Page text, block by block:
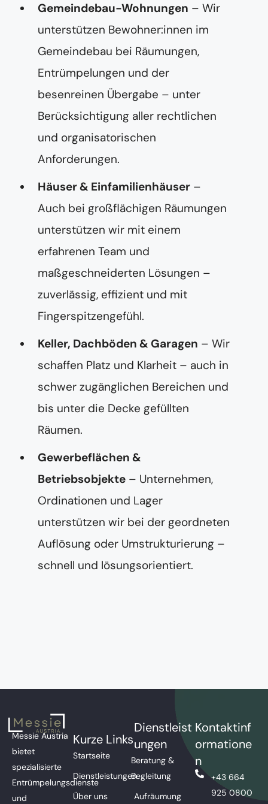
Gemeindebau-Wohnungen – Wir
unterstützen Bewohner:innen im
Gemeindebau bei Räumungen,
Entrümpelungen und der
besenreinen Übergabe – unter
Berücksichtigung aller rechtlichen
und organisatorischen
Anforderungen.
Häuser & Einfamilienhäuser –
Auch bei großflächigen Räumungen
unterstützen wir mit einem
erfahrenen Team und
maßgeschneiderten Lösungen –
zuverlässig, effizient und mit
Fingerspitzengefühl.
Keller, Dachböden & Garagen – Wir
schaffen Platz und Klarheit – auch in
schwer zugänglichen Bereichen und
bis unter die Decke gefüllten
Räumen.
Gewerbeflächen &
Betriebsobjekte – Unternehmen,
Ordinationen und Lager
unterstützen wir bei der geordneten
Auflösung oder Umstrukturierung –
schnell und lösungsorientiert.
Messie Austria
bietet
spezialisierte
Entrümpelungsdienste
und
Kurze Links
Startseite
Dienstleistungen
Über uns
Dienstleist
ungen
Beratung &
Begleitung
Aufräumung
Kontaktinf
ormatione
n
+43 664
925 0800